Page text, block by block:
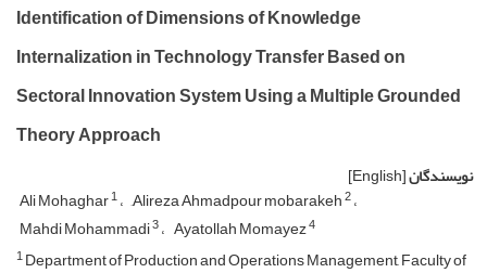
Identification of Dimensions of Knowledge
Internalization in Technology Transfer Based on
Sectoral Innovation System Using a Multiple Grounded
Theory Approach
نویسندگان[English]
Ali Mohaghar1 َAlireza Ahmadpour mobarakeh2
Mahdi Mohammadi3 Ayatollah Momayez4
1Department of Production and Operations Management, Faculty of